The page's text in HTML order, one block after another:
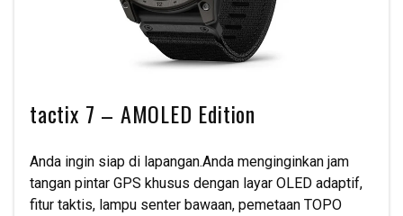
tactix 7 – AMOLED Edition
Anda ingin siap di lapangan.Anda menginginkan jam
tangan pintar GPS khusus dengan layar OLED adaptif,
fitur taktis, lampu senter bawaan, pemetaan TOPO